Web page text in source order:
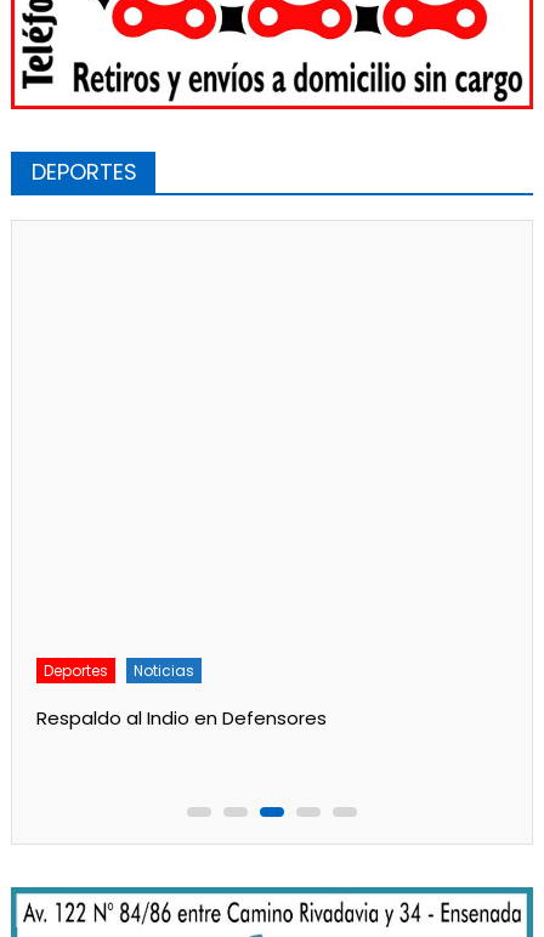
DEPORTES
Deportes Noticias
Respaldo al Indio en Defensores